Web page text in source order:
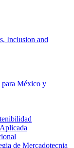
Inclusion and
para México y
de Mercadotecnia